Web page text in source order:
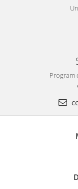
Program